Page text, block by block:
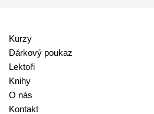
Kurzy
Dárkový poukaz
Lektoři
Knihy
O nás
Kontakt